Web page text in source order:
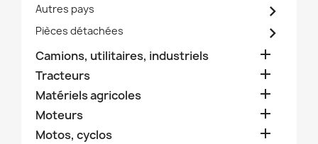
Autres pays 
Pièces détachées 
Camions, utilitaires, industriels 
Tracteurs 
Matériels agricoles 
Moteurs 
Motos, cyclos 